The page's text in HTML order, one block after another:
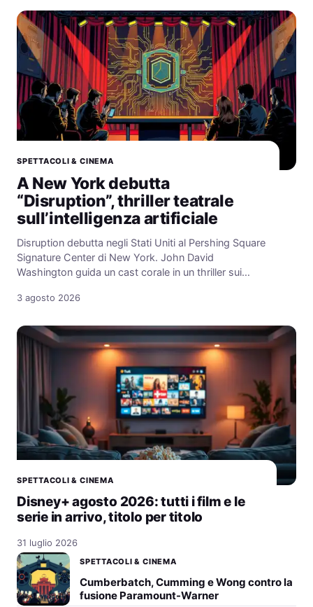
SPETTACOLI & CINEMA
A New York debutta
“Disruption”, thriller teatrale
sull’intelligenza artificiale
Disruption debutta negli Stati Uniti al Pershing Square
Signature Center di New York. John David
Washington guida un cast corale in un thriller sui…
3 agosto 2026
SPETTACOLI & CINEMA
Disney+ agosto 2026: tutti i film e le
serie in arrivo, titolo per titolo
31 luglio 2026
SPETTACOLI & CINEMA
Cumberbatch, Cumming e Wong contro la
fusione Paramount-Warner